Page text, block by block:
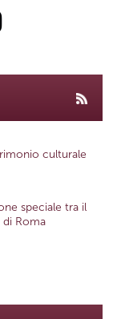
culturale
speciale tra il
di Roma